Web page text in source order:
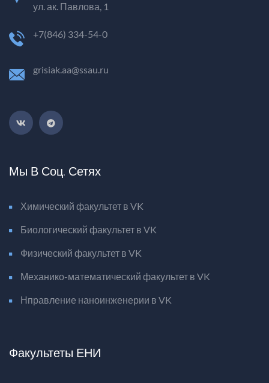
ул. ак. Павлова, 1
+7(846) 334-54-0
grisiak.aa@ssau.ru
Мы В Соц. Сетях
Химический факультет в VK
Биологический факультет в VK
Физический факультет в VK
Механико-математический факультет в VK
Нправление наноинженерии в VK
Факультеты ЕНИ